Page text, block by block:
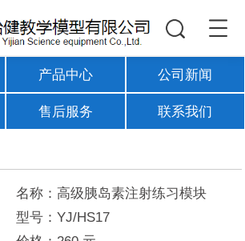
产品中心 公司新闻
售后服务 联系我们
名称： 高级胰岛素注射练习模块
型号：YJ/HS17